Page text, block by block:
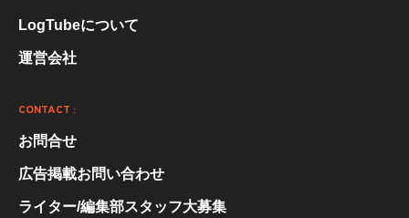
LogTubeについて
運営会社
CONTACT :
お問合せ
広告掲載お問い合わせ
ライター/編集部スタッフ大募集